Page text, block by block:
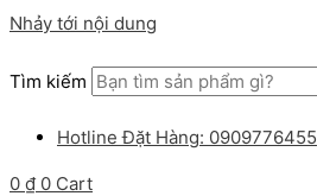
Nhảy tới nội dung
Tìm kiếm
Hotline Đặt Hàng: 0909776455
0 ₫ 0 Cart